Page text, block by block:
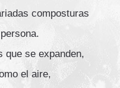
composturas
que se expanden,
el aire,